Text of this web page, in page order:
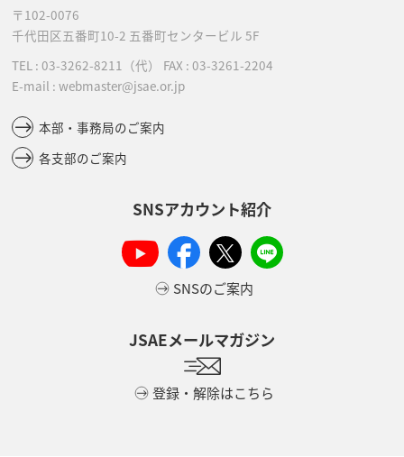
〒102-0076
千代田区五番町10-2 五番町センタービル 5F
TEL : 03-3262-8211 （代） FAX : 03-3261-2204
E-mail : webmaster@jsae.or.jp
本部・事務局のご案内
各支部のご案内
SNSアカウント紹介
SNSのご案内
JSAEメールマガジン
登録・解除はこちら